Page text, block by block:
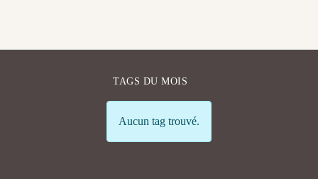
TAGS DU MOIS
Info
Aucun tag trouvé.